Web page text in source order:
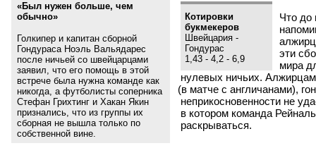
Котировки
букмекеров
Швейцария -
Гондурас
1,43 - 4,2 - 6,9
Что до
эти
мира
нулевых ничьих.
(в матче с англичанами),
неприкосновенности не
в котором команда
раскрываться.
«Был нужен больше, чем
обычно»
Голкипер и капитан сборной
Гондураса Ноэль Вальядарес
после ничьей со швейцарцами
заявил, что его помощь в этой
встрече была нужна команде как
никогда, а футболисты соперника
Стефан Грихтинг и Хакан Якин
признались, что из группы их
сборная не вышла только по
собственной вине.